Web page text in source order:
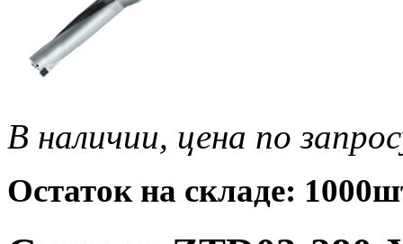
В наличии, цена по
Остаток на складе: